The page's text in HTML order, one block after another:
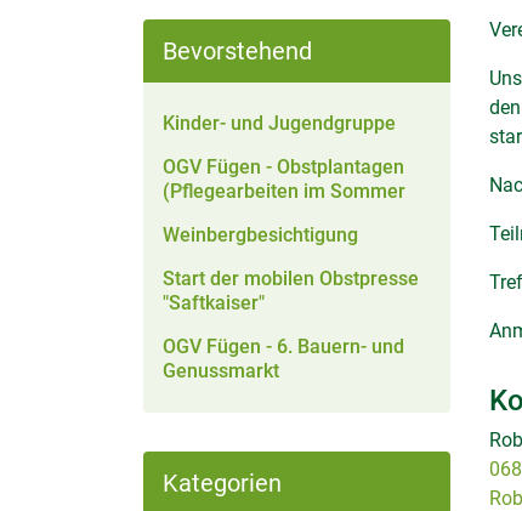
Bevorstehend
Kinder- und Jugendgruppe
OGV Fügen - Obstplantagen
(Pflegearbeiten im Sommer
Weinbergbesichtigung
Start der mobilen Obstpresse
"Saftkaiser"
OGV Fügen - 6. Bauern- und
Genussmarkt
Kategorien